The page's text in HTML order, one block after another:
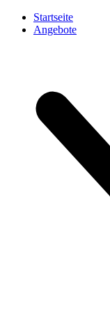
Startseite
Angebote